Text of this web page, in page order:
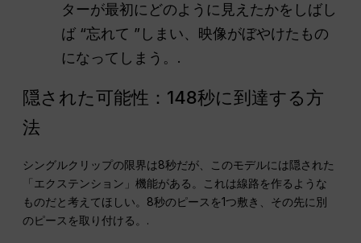
ターが最初にどのように見えたかをしばし
ば “忘れて ”しまい、映像がぼやけたもの
になってしまう。.
隠された可能性：148秒に到達する方
法
シングルクリップの限界は8秒だが、このモデルには隠された
「エクステンション」機能がある。これは線路を作るような
ものだと考えてほしい。8秒のピースを1つ敷き、その先に別
のピースを取り付ける。.